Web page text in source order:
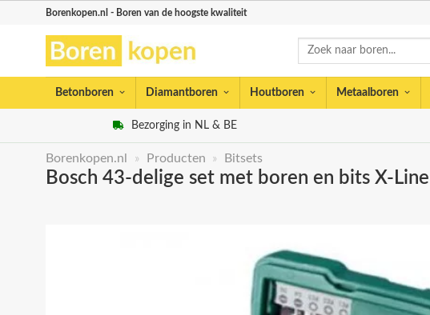
Borenkopen.nl - Boren van de hoogste kwaliteit
Zoeken
Betonboren Diamantboren Houtboren Metaalboren
Bezorging in NL & BE
Borenkopen.nl » Producten » Bitsets
Bosch 43-delige set met boren en bits X-Line